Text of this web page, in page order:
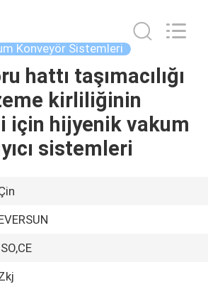
Konveyör Sistemleri
hattı taşımacılığı
kirliliğinin
için hijyenik vakum
sistemleri